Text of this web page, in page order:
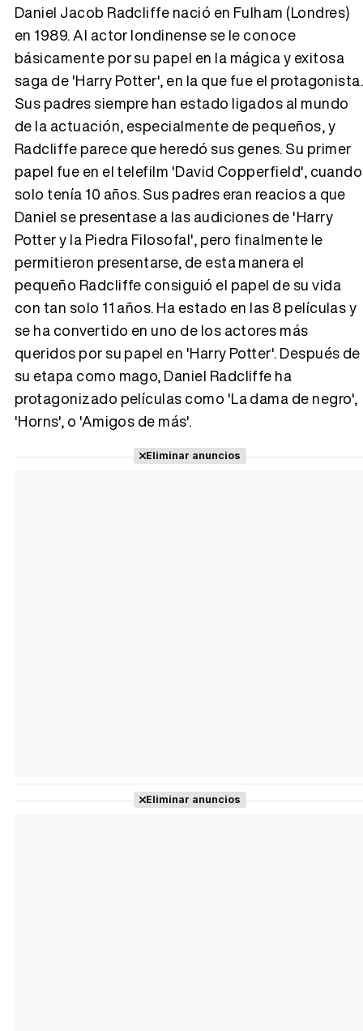
Tráiler 'Vida perra' (2026)
Tráiler Oficial en VOSE 'The Audacity'
Daniel Jacob Radcliffe nació en Fulham (Londres)
en 1989. Al actor londinense se le conoce
básicamente por su papel en la mágica y exitosa
saga de 'Harry Potter', en la que fue el protagonista.
Sus padres siempre han estado ligados al mundo
de la actuación, especialmente de pequeños, y
Radcliffe parece que heredó sus genes. Su primer
papel fue en el telefilm 'David Copperfield', cuando
solo tenía 10 años. Sus padres eran reacios a que
Daniel se presentase a las audiciones de 'Harry
Potter y la Piedra Filosofal', pero finalmente le
permitieron presentarse, de esta manera el
pequeño Radcliffe consiguió el papel de su vida
con tan solo 11 años. Ha estado en las 8 películas y
se ha convertido en uno de los actores más
queridos por su papel en 'Harry Potter'. Después de
su etapa como mago, Daniel Radcliffe ha
protagonizado películas como 'La dama de negro',
'Horns', o 'Amigos de más'.
Eliminar anuncios
Eliminar anuncios